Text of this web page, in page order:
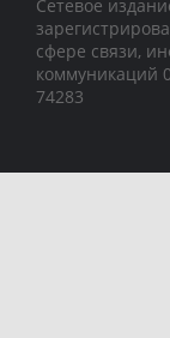
Сетевое
сфере связи,
коммуникаций
74283